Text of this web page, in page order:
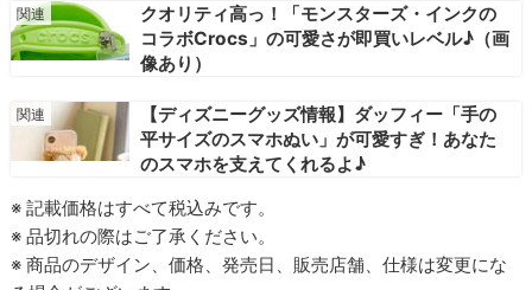
クオリティ高っ！「モンスターズ・インクの
コラボCrocs」の可愛さが即買いレベル♪（画
像あり）
【ディズニーグッズ情報】ダッフィー「手の
平サイズのスマホぬい」が可愛すぎ！あなた
のスマホを支えてくれるよ♪
※ 記載価格はすべて税込みです。
※ 品切れの際はご了承ください。
※ 商品のデザイン、価格、発売日、販売店舗、仕様は変更にな